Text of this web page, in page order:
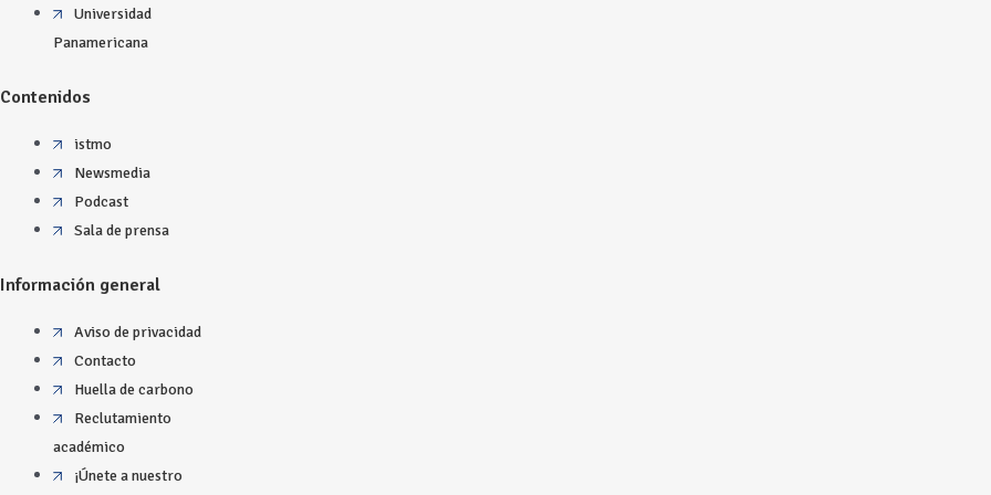
Universidad
Panamericana
Contenidos
istmo
Newsmedia
Podcast
Sala de prensa
Información general
Aviso de privacidad
Contacto
Huella de carbono
Reclutamiento
académico
¡Únete a nuestro